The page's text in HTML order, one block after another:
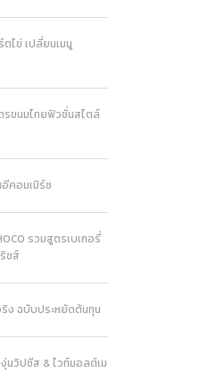
ตไข่ เปลี่ยนเมนู
รขนมไทยฟิวชั่นสไตล์
คอมเมิร์ซ
รวมสูตรเบเกอรี่
ชส์
ริง ฉบับประหยัดต้นทุน
นวิปชีส & ไวท์มอลต์เม